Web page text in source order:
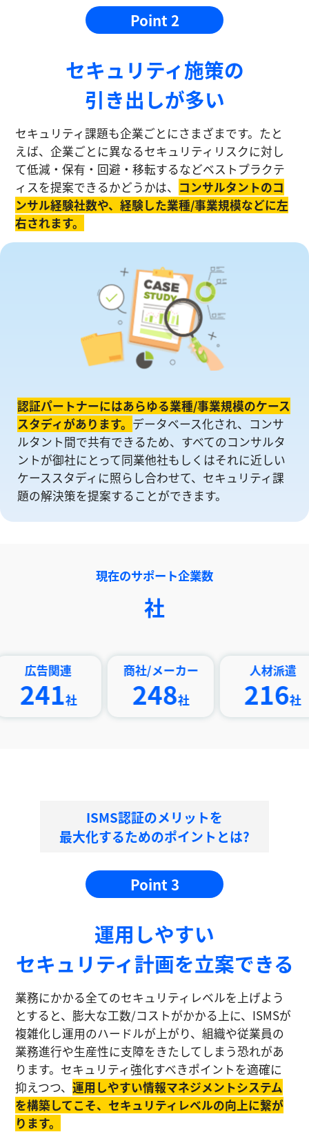
Point 2
セキュリティ施策の
引き出しが多い
セキュリティ課題も企業ごとにさまざまです。たと
えば、企業ごとに異なるセキュリティリスクに対し
て低減・保有・回避・移転するなどベストプラクテ
ィスを提案できるかどうかは、 コンサルタントのコ
ンサル経験社数や、経験した業種/事業規模などに左
右されます。
認証パートナーにはあらゆる業種/事業規模のケース
スタディがあります。 データベース化され、コンサ
ルタント間で共有できるため、すべてのコンサルタ
ントが御社にとって同業他社もしくはそれに近しい
ケーススタディに照らし合わせて、セキュリティ課
題の解決策を提案することができます。
現在のサポート企業数
社
社
商社/メーカー
社 社
ISMS認証のメリットを
最大化するためのポイントとは?
Point 3
運⽤しやすい
セキュリティ計画を⽴案できる
業務にかかる全てのセキュリティレベルを上げよう
とすると、膨大な工数/コストがかかる上に、ISMSが
複雑化し運⽤のハードルが上がり、組織や従業員の
業務進⾏や生産性に⽀障をきたしてしまう恐れがあ
ります。セキュリティ強化すべきポイントを適確に
抑えつつ、運⽤しやすい情報マネジメントシステム
を構築してこそ、セキュリティレベルの向上に繋が
ります。